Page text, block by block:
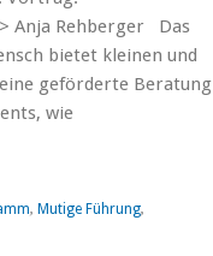
Anja Rehberger Das
bietet kleinen und
geförderte Beratung
wie
, Mutige Führung,